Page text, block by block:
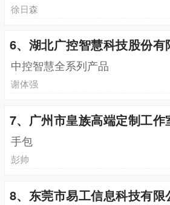
徐日森
6、湖北广控智慧科技股份有
中控智慧全系列产品
谢体强
7、广州市皇族高端定制工作
手包
彭帅
8、东莞市易工信息科技有限